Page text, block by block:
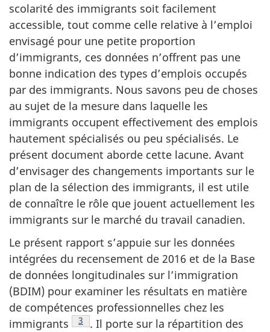
scolarité des immigrants soit facilement
accessible, tout comme celle relative à l’emploi
envisagé pour une petite proportion
d’immigrants, ces données n’offrent pas une
bonne indication des types d’emplois occupés
par des immigrants. Nous savons peu de choses
au sujet de la mesure dans laquelle les
immigrants occupent effectivement des emplois
hautement spécialisés ou peu spécialisés. Le
présent document aborde cette lacune. Avant
d’envisager des changements importants sur le
plan de la sélection des immigrants, il est utile
de connaître le rôle que jouent actuellement les
immigrants sur le marché du travail canadien.
Le présent rapport s’appuie sur les données
intégrées du recensement de 2016 et de la Base
de données longitudinales sur l’immigration
(BDIM) pour examiner les résultats en matière
de compétences professionnelles chez les
immigrants
Note de bas de page
3
. Il porte sur la répartition des